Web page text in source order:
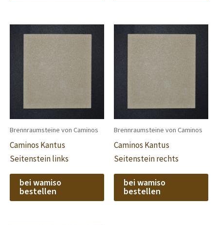
Brennraumsteine von Caminos
Caminos Kantus
Seitenstein links
bei wamiso
bestellen
Brennraumsteine von Caminos
Caminos Kantus
Seitenstein rechts
bei wamiso
bestellen